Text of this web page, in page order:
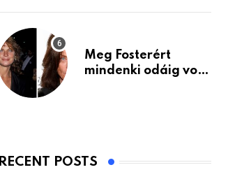
Meg Fosterért
mindenki odáig volt
RECENT POSTS